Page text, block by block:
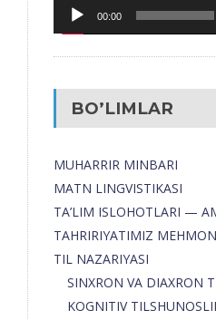
00:00
BO’LIMLAR
MUHARRIR MINBARI
MATN LINGVISTIKASI
TA’LIM ISLOHOTLARI —
TAHRIRIYATIMIZ
TIL NAZARIYASI
SINXRON VA DIAXRON
KOGNITIV